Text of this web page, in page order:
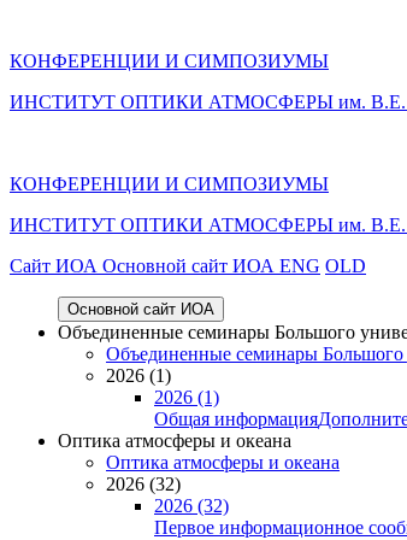
КОНФЕРЕНЦИИ И СИМПОЗИУМЫ
ИНСТИТУТ ОПТИКИ АТМОСФЕРЫ им. В.Е.
КОНФЕРЕНЦИИ И СИМПОЗИУМЫ
ИНСТИТУТ ОПТИКИ АТМОСФЕРЫ им.
Cайт ИОА Основной сайт ИОА ENG OLD
Основной сайт ИОА
Объединенные семинары Большого
Объединенные семинары Большого
2026 (1)
2026 (1)
Общая информация
Оптика атмосферы и океана
Оптика атмосферы и океана
2026 (32)
2026 (32)
Первое информационное